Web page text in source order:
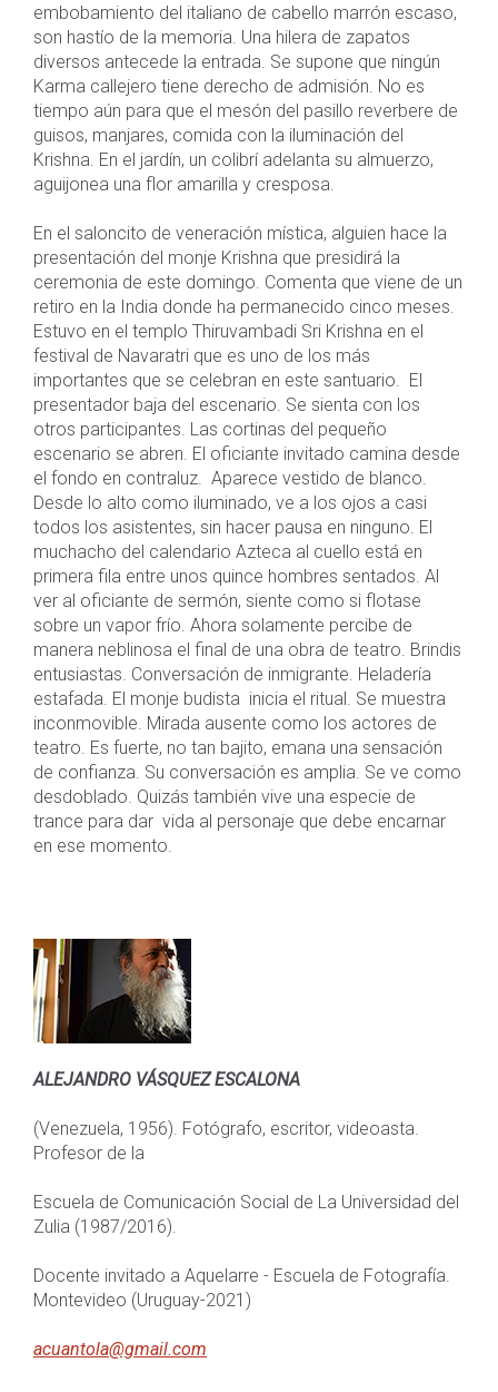
embobamiento del italiano de cabello marrón escaso,
son hastío de la memoria. Una hilera de zapatos
diversos antecede la entrada. Se supone que ningún
Karma callejero tiene derecho de admisión. No es
tiempo aún para que el mesón del pasillo reverbere de
guisos, manjares, comida con la iluminación del
Krishna. En el jardín, un colibrí adelanta su almuerzo,
aguijonea una flor amarilla y cresposa.
En el saloncito de veneración mística, alguien hace la
presentación del monje Krishna que presidirá la
ceremonia de este domingo. Comenta que viene de un
retiro en la India donde ha permanecido cinco meses.
Estuvo en el templo Thiruvambadi Sri Krishna en el
festival de Navaratri que es uno de los más
importantes que se celebran en este santuario. El
presentador baja del escenario. Se sienta con los
otros participantes. Las cortinas del pequeño
escenario se abren. El oficiante invitado camina desde
el fondo en contraluz. Aparece vestido de blanco.
Desde lo alto como iluminado, ve a los ojos a casi
todos los asistentes, sin hacer pausa en ninguno. El
muchacho del calendario Azteca al cuello está en
primera fila entre unos quince hombres sentados. Al
ver al oficiante de sermón, siente como si flotase
sobre un vapor frío. Ahora solamente percibe de
manera neblinosa el final de una obra de teatro. Brindis
entusiastas. Conversación de inmigrante. Heladería
estafada. El monje budista inicia el ritual. Se muestra
inconmovible. Mirada ausente como los actores de
teatro. Es fuerte, no tan bajito, emana una sensación
de confianza. Su conversación es amplia. Se ve como
desdoblado. Quizás también vive una especie de
trance para dar vida al personaje que debe encarnar
en ese momento.
ALEJANDRO VÁSQUEZ ESCALONA
(Venezuela, 1956). Fotógrafo, escritor, videoasta.
Profesor de la
Escuela de Comunicación Social de La Universidad del
Zulia (1987/2016).
Docente invitado a Aquelarre - Escuela de Fotografía.
Montevideo (Uruguay-2021)
acuantola@gmail.com